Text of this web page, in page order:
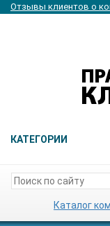
Отзывы клиентов о
КАТЕГОРИИ
Каталог